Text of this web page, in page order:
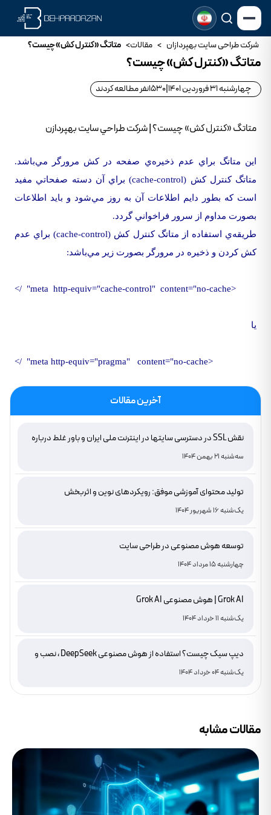
شرکت طراحی سایت بهپردازان > مقالات> متاتگ «کنترل کش» چيست؟
متاتگ «کنترل کش» چيست؟
چهارشنبه 31 فروردین 1401 1530نفر مطالعه کردند
متاتگ «کنترل کش» چيست؟ | شرکت طراحي سايت بهپردازن
اين متاتگ براي عدم ذخيره‌ي صفحه در کش مرورگر مي‌باشد.
متاتگ کنترل کش (cache-control) براي آن دسته صفحاتي مفيد
است که بطور دايم اطلاعات آن به روز مي‌شود و بايد اطلاعات
بصورت مداوم از سرور فراخواني گردد.
طريقه‌ي استفاده از متاتگ کنترل کش (cache-control) براي عدم
کش کردن و ذخيره در مرورگر بصورت زير مي‌باشد:
<meta http-equiv="cache-control" content="no-cache" />
يا
<meta http-equiv="pragma" content="no-cache" />
آخرین مقالات
نقش SSL در دسترسی سایتها در اینترنت ملی ایران و باور غلط درباره
سه‌شنبه 21 بهمن 1404
تولید محتوای آموزشی موفق: رویکردهای نوین و اثربخش
یک‌شنبه 16 شهریور 1404
توسعه هوش مصنوعی در طراحی سایت
چهارشنبه 15 مرداد 1404
Grok AI | هوش مصنوعی Grok AI
یک‌شنبه 11 خرداد 1404
دیپ سیک چیست؟ استفاده از هوش مصنوعی DeepSeek ، نصب و
دانلود
یک‌شنبه 04 خرداد 1404
مقالات مشابه